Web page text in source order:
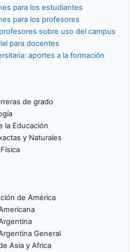
para los estudiantes
para los profesores
sobre uso del campus
para docentes
aportes a la formación
de grado
la Educación
y Naturales
de América
General
Asia y Africa